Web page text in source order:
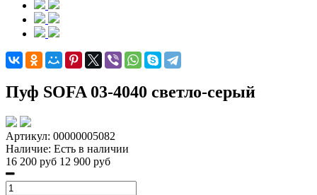
Пуф SOFA 03-4040 светло-серый
Артикул: 00000005082
Наличие: Есть в наличии
16 200 руб 12 900 руб